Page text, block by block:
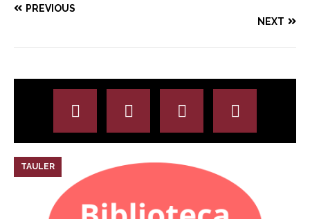
PREVIOUS
NEXT
TAULER